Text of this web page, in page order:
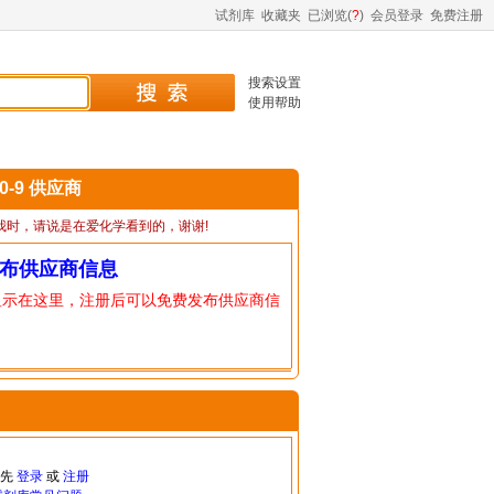
试剂库 收藏夹 已浏览(?) 会员登录 免费注册
搜索设置
使用帮助
9 供应商
时，请说是在爱化学看到的，谢谢!
供应商信息
在这里，注册后可以免费发布供应商信
登录或 注册